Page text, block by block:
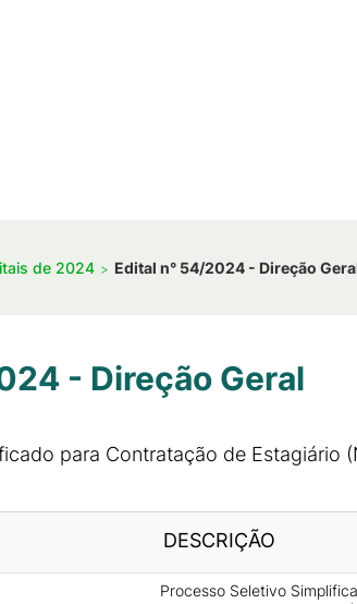
de 2024 Edital n° 54/2024 - Direção
- Direção Geral
para Contratação de Estagiário
DESCRIÇÃO
Processo Seletivo